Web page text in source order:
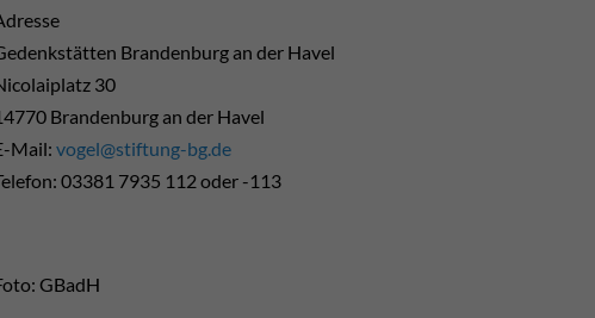
Brandenburg an der Havel
30
Brandenburg an der Havel
Mail: vogel@stiftung-bg.de
03381 7935 112 oder -113
GBadH